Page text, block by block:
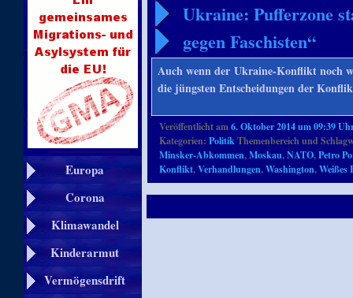
Europa
Corona
Klimawandel
Kinderarmut
Vermögensdrift
Ukraine: Pufferzone
gegen Faschisten“
Auch wenn der Ukraine-Konflikt noch
die jüngsten Entscheidungen der
Veröffentlicht am6. Oktober 2014 um 09:39
Kategorien:PolitikThemenbereich und
Minsker-Abkommen,Moskau,NATO,Petro
Konflikt,Verhandlungen,Washington,Weißes